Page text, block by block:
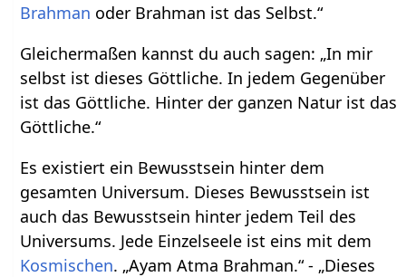
Brahman oder Brahman ist das Selbst.“
Gleichermaßen kannst du auch sagen: „In mir
selbst ist dieses Göttliche. In jedem Gegenüber
ist das Göttliche. Hinter der ganzen Natur ist das
Göttliche.“
Es existiert ein Bewusstsein hinter dem
gesamten Universum. Dieses Bewusstsein ist
auch das Bewusstsein hinter jedem Teil des
Universums. Jede Einzelseele ist eins mit dem
Kosmischen. „Ayam Atma Brahman.“ - „Dieses